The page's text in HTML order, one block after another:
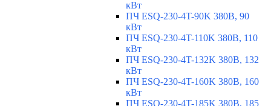
кВт
ПЧ ESQ-230-4T-90K 380В, 90
кВт
ПЧ ESQ-230-4T-110K 380В, 110
кВт
ПЧ ESQ-230-4T-132K 380В, 132
кВт
ПЧ ESQ-230-4T-160K 380В, 160
кВт
ПЧ ESQ-230-4T-185K 380В, 185